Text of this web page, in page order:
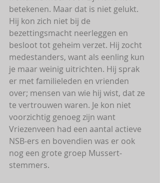
betekenen. Maar dat is niet gelukt.
Hij kon zich niet bij de
bezettingsmacht neerleggen en
besloot tot geheim verzet. Hij zocht
medestanders, want als eenling kun
je maar weinig uitrichten. Hij sprak
er met familieleden en vrienden
over; mensen van wie hij wist, dat ze
te vertrouwen waren. Je kon niet
voorzichtig genoeg zijn want
Vriezenveen had een aantal actieve
NSB-ers en bovendien was er ook
nog een grote groep Mussert-
stemmers.